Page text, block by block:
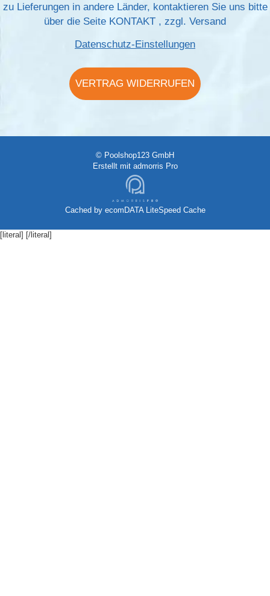
zu Lieferungen in andere Länder, kontaktieren Sie uns bitte
über die Seite KONTAKT , zzgl. Versand
Datenschutz-Einstellungen
VERTRAG WIDERRUFEN
© Poolshop123 GmbH
Erstellt mit admorris Pro
Cached by ecomDATA LiteSpeed Cache
[literal] [/literal]